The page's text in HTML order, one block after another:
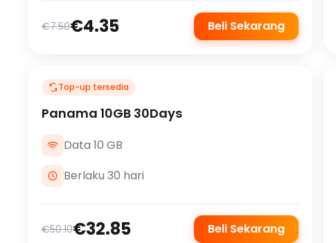
€7.50€4.35 Beli Sekarang
Top-up tersedia
Panama 10GB 30Days
Data 10 GB
Berlaku 30 hari
€50.10€32.85 Beli Sekarang